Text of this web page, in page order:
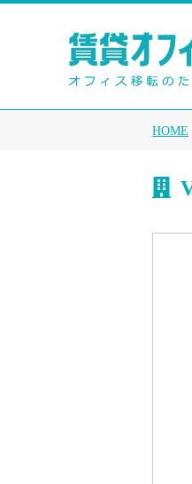
HOME